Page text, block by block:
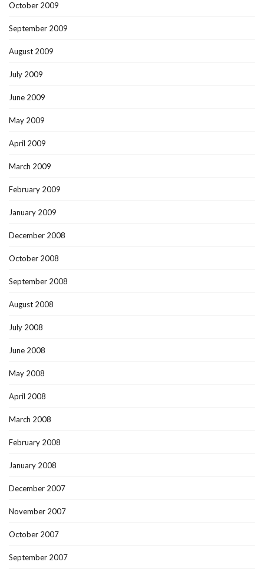
October 2009
September 2009
August 2009
July 2009
June 2009
May 2009
April 2009
March 2009
February 2009
January 2009
December 2008
October 2008
September 2008
August 2008
July 2008
June 2008
May 2008
April 2008
March 2008
February 2008
January 2008
December 2007
November 2007
October 2007
September 2007